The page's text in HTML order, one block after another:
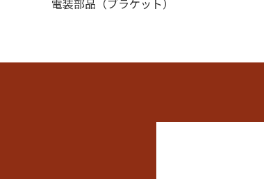
電装部品（ブラケット）